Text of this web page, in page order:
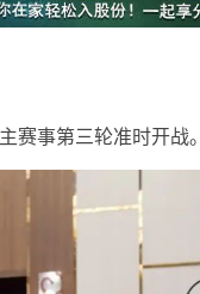
赛事第三轮准时开战。